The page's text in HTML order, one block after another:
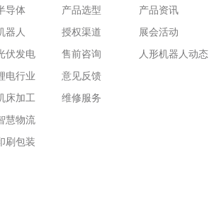
导体
器人
伏发电
电行业
床加工
慧物流
刷包装
产品选型
授权渠道
售前咨询
意见反馈
维修服务
产品资讯
展会活动
人形机器人动态